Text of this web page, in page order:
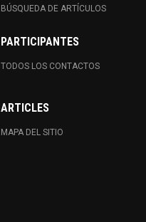
BÚSQUEDA DE ARTÍCULOS
PARTICIPANTES
TODOS LOS CONTACTOS
ARTICLES
MAPA DEL SITIO